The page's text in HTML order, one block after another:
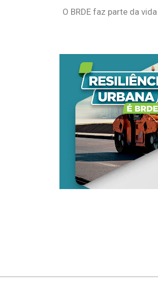
O BRDE faz parte da